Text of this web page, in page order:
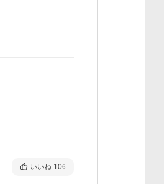
いいね 106